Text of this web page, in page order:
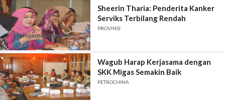
Sheerin Tharia: Penderita Kanker
Serviks Terbilang Rendah
PROVINSI
Wagub Harap Kerjasama dengan
SKK Migas Semakin Baik
PETROCHINA